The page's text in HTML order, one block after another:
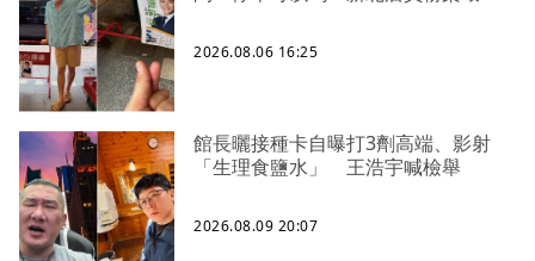
2026.08.06 16:25
館長曬接種卡自曝打3劑高端、影射
「生理食鹽水」 王浩宇喊檢舉
2026.08.09 20:07